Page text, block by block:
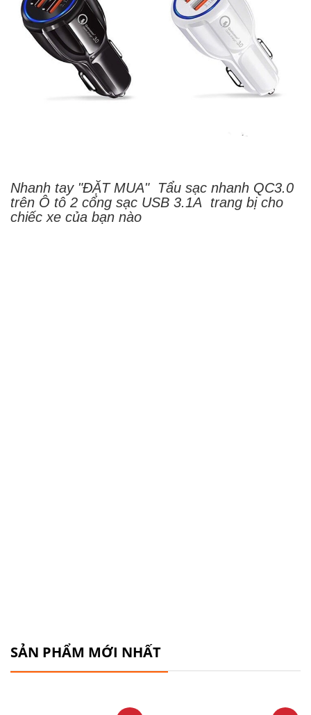
Nhanh tay "ĐẶT MUA" Tẩu sạc nhanh QC3.0
trên Ô tô 2 cổng sạc USB 3.1A trang bị cho
chiếc xe của bạn nào
SẢN PHẨM MỚI NHẤT